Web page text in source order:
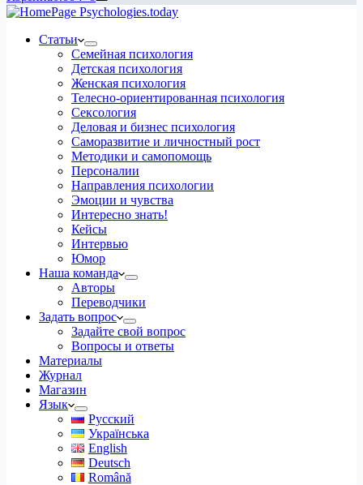
Статьи
Семейная психология
Детская психология
Женская психология
Телесно-ориентированная психология
Сексология
Деловая и бизнес психология
Саморазвитие и личностный рост
Методики и самопомощь
Персоналии
Направления психологии
Эмоции и чувства
Интересно знать!
Кейсы
Интервью
Юмор
Наша команда
Авторы
Переводчики
Задать вопрос
Задайте свой вопрос
Вопросы и ответы
Материалы
Журнал
Магазин
Язык
Русский
Українська
English
Deutsch
Română